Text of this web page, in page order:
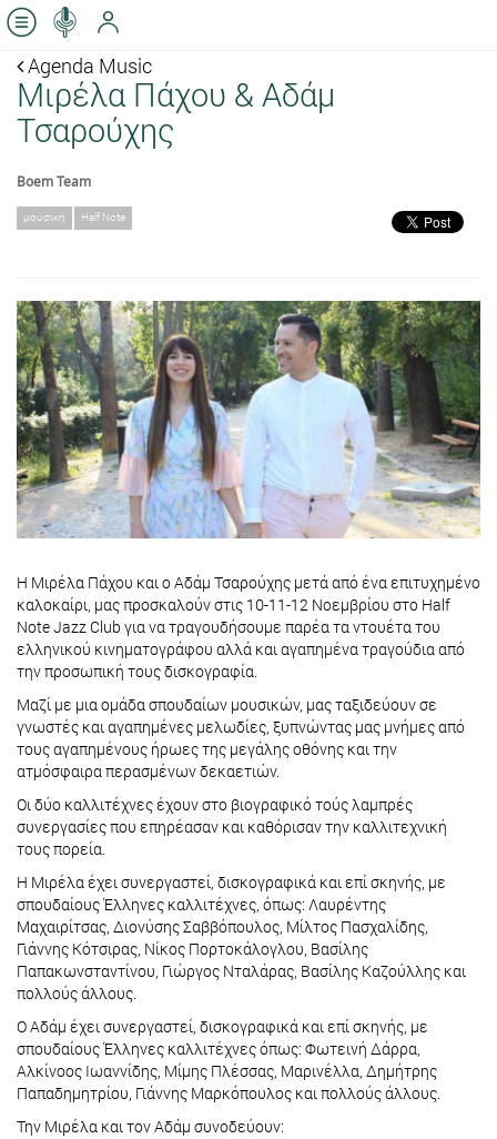
Agenda Music
Μιρέλα Πάχου & Αδάμ
Τσαρούχης
Boem Team
μουσική Half Note
Η Μιρέλα Πάχου και ο Αδάμ Τσαρούχης μετά από ένα επιτυχημένο
καλοκαίρι, μας προσκαλούν στις 10-11-12 Νοεμβρίου στο Half
Note Jazz Club για να τραγουδήσουμε παρέα τα ντουέτα του
ελληνικού κινηματογράφου αλλά και αγαπημένα τραγούδια από
την προσωπική τους δισκογραφία.
Μαζί με μια ομάδα σπουδαίων μουσικών, μας ταξιδεύουν σε
γνωστές και αγαπημένες μελωδίες, ξυπνώντας μας μνήμες από
τους αγαπημένους ήρωες της μεγάλης οθόνης και την
ατμόσφαιρα περασμένων δεκαετιών.
Οι δύο καλλιτέχνες έχουν στο βιογραφικό τούς λαμπρές
συνεργασίες που επηρέασαν και καθόρισαν την καλλιτεχνική
τους πορεία.
Η Μιρέλα έχει συνεργαστεί, δισκογραφικά και επί σκηνής, με
σπουδαίους Έλληνες καλλιτέχνες, όπως: Λαυρέντης
Μαχαιρίτσας, Διονύσης Σαββόπουλος, Μίλτος Πασχαλίδης,
Γιάννης Κότσιρας, Νίκος Πορτοκάλογλου, Βασίλης
Παπακωνσταντίνου, Γιώργος Νταλάρας, Βασίλης Καζούλλης και
πολλούς άλλους.
Ο Αδάμ έχει συνεργαστεί, δισκογραφικά και επί σκηνής, με
σπουδαίους Έλληνες καλλιτέχνες όπως: Φωτεινή Δάρρα,
Αλκίνοος Ιωαννίδης, Μίμης Πλέσσας, Μαρινέλλα, Δημήτρης
Παπαδημητρίου, Γιάννης Μαρκόπουλος και πολλούς άλλους.
Την Μιρέλα και τον Αδάμ συνοδεύουν: